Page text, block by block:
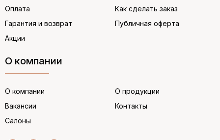
Оплата
Гарантия и возврат
Акции
Как сделать заказ
Публичная оферта
О компании
О компании
Вакансии
Салоны
О продукции
Контакты